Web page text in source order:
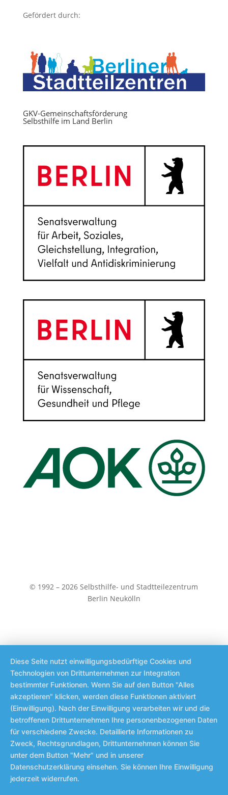
Gefördert durch:
GKV-Gemeinschaftsförderung
Selbsthilfe im Land Berlin
© 1992 – 2026 Selbsthilfe- und Stadtteilezentrum
Berlin Neukölln
Diese Seite nutzt einwilligungsbedürftige Cookies und
Technologien von Drittunternehmen zur Integration
bestimmter Funktionen. Wenn Sie auf den Button "Alles
akzeptieren" klicken, werden diese Funktionen aktiviert
(Einwilligung). Nach der Einwilligung verarbeiten wir und die
betroffenen Drittunternehmen Ihre personenbezogenen Daten
für verschiedene Zwecke. Detaillierte Informationen zu
Zweck, Rechtsgrundlagen, Drittunternehmen können Sie
unter dem Button "Mehr" und in unserer
Datenschutzerklärung einsehen. Sie können Ihre Einwilligung
jederzeit widerrufen.